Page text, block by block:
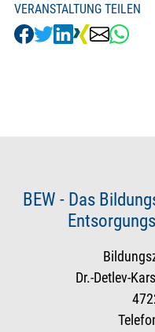
VERANSTALTUNG TEILEN
BEW - Das
Dr.-Detlev-